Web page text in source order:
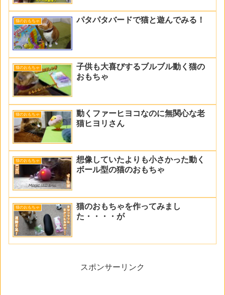
猫のおもちゃ パタパタバードで猫と遊んでみる！
猫のおもちゃ
子供も大喜びするブルブル動く猫の
おもちゃ
猫のおもちゃ
動くファーヒヨコなのに無関心な老
猫ヒヨリさん
猫のおもちゃ
想像していたよりも小さかった動く
ボール型の猫のおもちゃ
猫のおもちゃ
猫のおもちゃを作ってみまし
た・・・・が
スポンサーリンク